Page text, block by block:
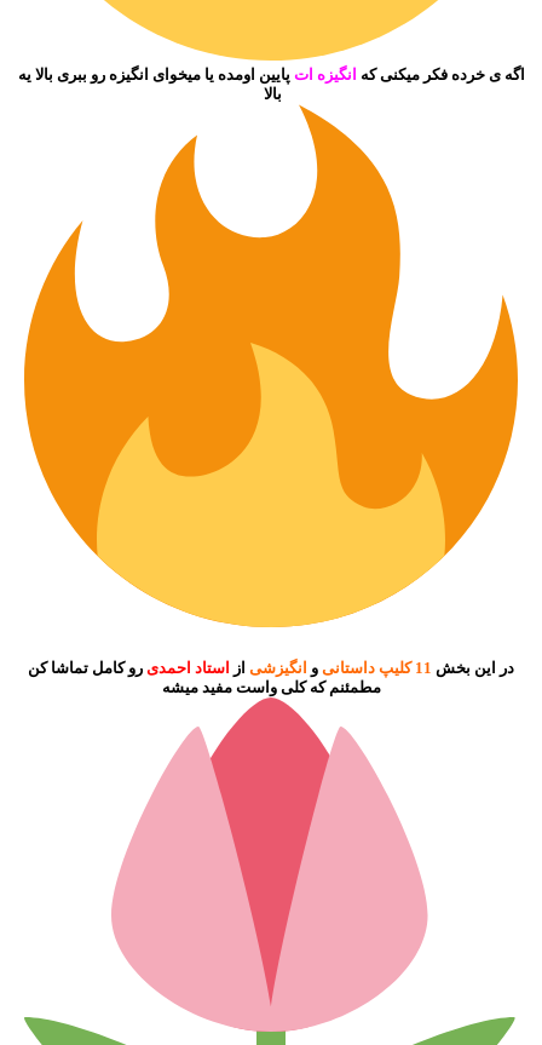
اگه ی خرده فکر میکنی که انگیزه ات پایین اومده یا میخوای انگیزه رو ببری بالا یه
بالا
در این بخش 11 کلیپ داستانی و انگیزشی از استاد احمدی رو کامل تماشا کن
مطمئنم که کلی واست مفید میشه